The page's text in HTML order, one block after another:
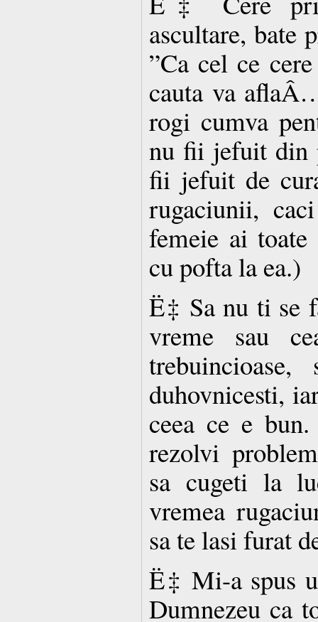
ascultare, bate
”Ca cel ce
cauta va
rogi cumva
nu fii jefuit din
fii jefuit de
rugaciunii,
femeie ai toate
cu pofta la ea.)
Ë‡ Sa nu ti se
vreme sau
duhovnicesti,
ceea ce e
rezolvi
sa cugeti la
vremea
sa te lasi furat
Ë‡ Mi-a spus
Dumnezeu ca